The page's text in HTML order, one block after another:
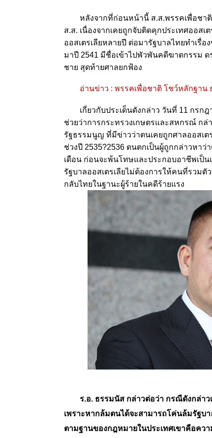
หลังจากที่ก่อนหน้านี้ ส.ส.พรรคเพื่อชาติ
ส.ส. เนื่องจากเคยถูกจับติดคุกประเทศออส
ออสเตรเลียหลายปี ต่อมารัฐบาลไทยทำเรื่
มาปี 2541 มีชื่อเข้าไปพัวพันคดีฆาตกรรม
ชาย สุดท้ายศาลยกฟ้อง
อ่านข่าว : พรรคเพื่อชาติ โชว์หลักฐา
เกี่ยวกับประเด็นดังกล่าว วันที่ 11 กรกฎ
ช่วยว่าการกระทรวงเกษตรและสหกรณ์ ก
รัฐธรรมนูญ ที่มีข่าวว่าตนเคยถูกศาลออสเ
ช่วงปี 2535?2536 ตนตกเป็นผู้ถูกกล่าวหา
เดือน ก่อนจะพ้นโทษและประกอบอาชีพเป็น
รัฐบาลออสเตรเลียไม่ต้องการให้คนที่รวม
กลับไทยในฐานะผู้ร้ายในคดีร้ายแรง
ร.อ. ธรรมนัส กล่าวต่อว่า กรณีดังกล่า
เพราะหากล้มตนได้จะสามารถโค่นล้มรัฐบ
ตามฐานของกฎหมายในประเทศเขาคือค